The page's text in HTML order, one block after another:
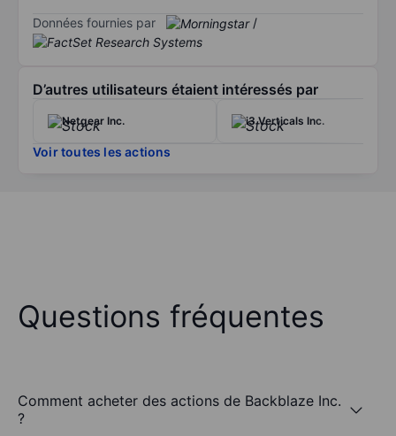
Données fournies par /
D’autres utilisateurs étaient intéressés par
Netgear Inc. i3 Verticals Inc.
Voir toutes les actions
Questions fréquentes
Comment acheter des actions de Backblaze Inc.
?